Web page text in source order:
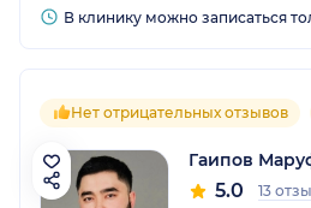
В клинику можно записаться
Нет отрицательных отзывов
Гаипов
5.0 13